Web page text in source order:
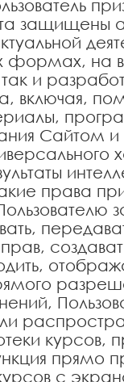
защищены
формах, на
и
Сайтом
права
прямо
курсов с